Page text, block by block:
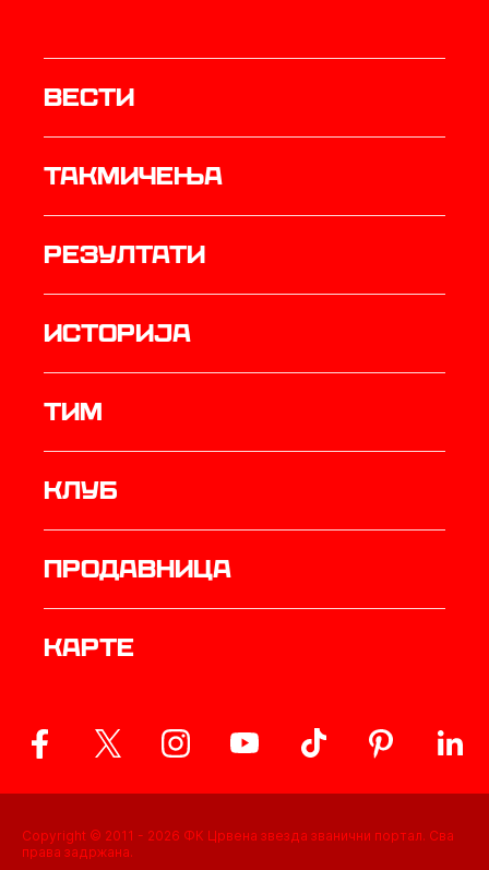
Вести
Такмичења
резултати
историја
ТИМ
Клуб
продавница
Карте
Copyright © 2011 - 2026 ФК Црвена звезда званични портал. Сва
права задржана.